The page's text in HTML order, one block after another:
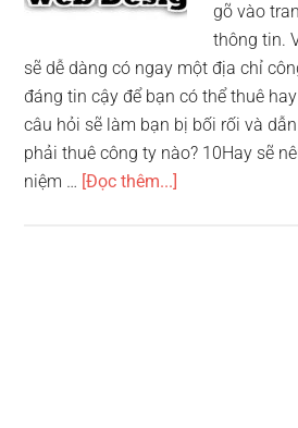
gõ vào
thông tin.
sẽ dễ dàng có ngay một địa chỉ
đáng tin cậy để bạn có thể thuê
câu hỏi sẽ làm bạn bị bối rối và
phải thuê công ty nào? 10Hay sẽ
niệm … [Đọc thêm...]